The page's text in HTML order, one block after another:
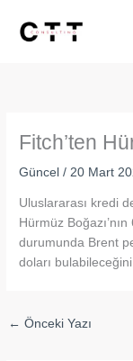
Fitch’ten
Güncel /20 Mart
Uluslararası kredi
Hürmüz
durumunda Brent
doları bulabileceğini
← Önceki Yazı